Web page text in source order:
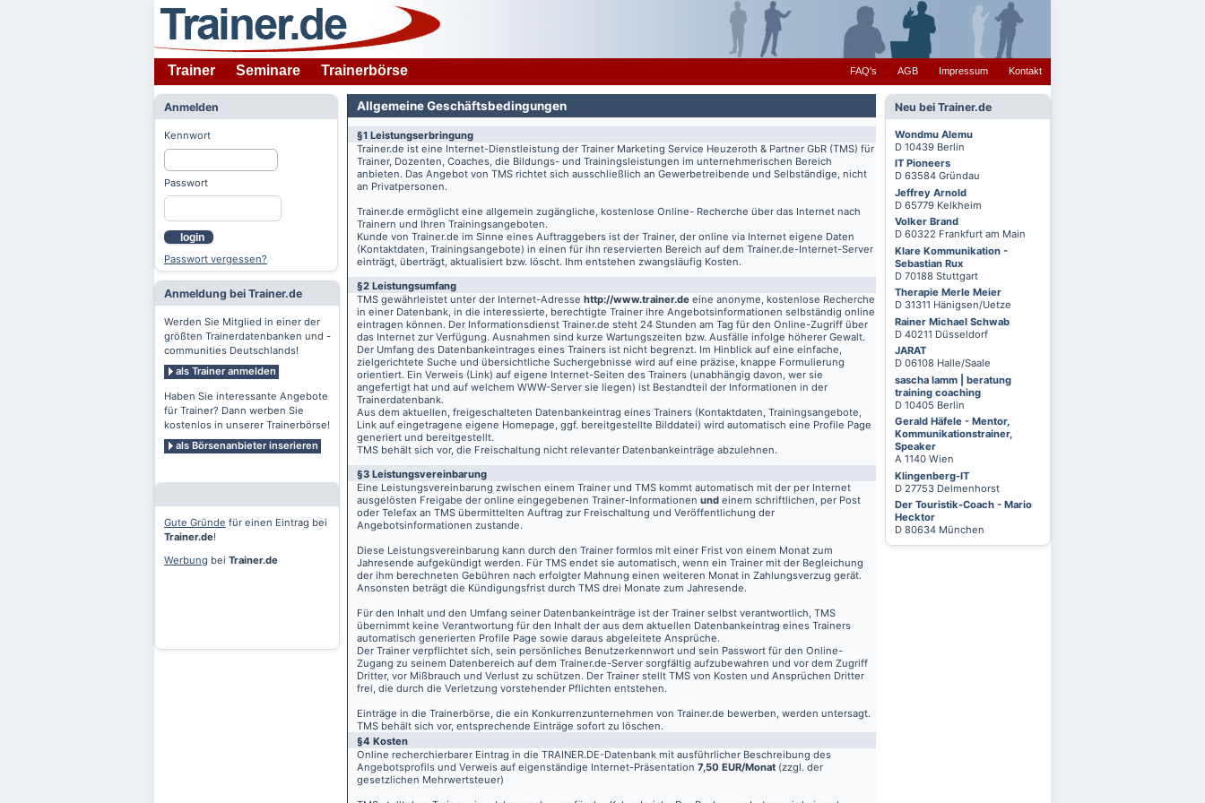
Trainer Seminare Trainerbörse FAQ's AGB Impressum Kontakt
Anmelden
Kennwort
Passwort
login
Passwort vergessen?
Anmeldung bei Trainer.de
Werden Sie Mitglied in einer der
größten Trainerdatenbanken und -
communities Deutschlands!
als Trainer anmelden
Haben Sie interessante Angebote
für Trainer? Dann werben Sie
kostenlos in unserer Trainerbörse!
als Börsenanbieter inserieren
Gute Gründe für einen Eintrag bei
Trainer.de!
Werbung bei Trainer.de
Neu bei Trainer.de
Wondmu Alemu
D 10439 Berlin
IT Pioneers
D 63584 Gründau
Jeffrey Arnold
D 65779 Kelkheim
Volker Brand
D 60322 Frankfurt am Main
Klare Kommunikation -
Sebastian Rux
D 70188 Stuttgart
Therapie Merle Meier
D 31311 Hänigsen/Uetze
Rainer Michael Schwab
D 40211 Düsseldorf
JARAT
D 06108 Halle/Saale
sascha lamm | beratung
training coaching
D 10405 Berlin
Gerald Häfele - Mentor,
Kommunikationstrainer,
Speaker
A 1140 Wien
Klingenberg-IT
D 27753 Delmenhorst
Der Touristik-Coach - Mario
Hecktor
D 80634 München
Allgemeine Geschäftsbedingungen
§1 Leistungserbringung
Trainer.de ist eine Internet-Dienstleistung der Trainer Marketing Service Heuzeroth & Partner GbR (TMS) für
Trainer, Dozenten, Coaches, die Bildungs- und Trainingsleistungen im unternehmerischen Bereich
anbieten. Das Angebot von TMS richtet sich ausschließlich an Gewerbetreibende und Selbständige, nicht
an Privatpersonen.
Trainer.de ermöglicht eine allgemein zugängliche, kostenlose Online- Recherche über das Internet nach
Trainern und Ihren Trainingsangeboten.
Kunde von Trainer.de im Sinne eines Auftraggebers ist der Trainer, der online via Internet eigene Daten
(Kontaktdaten, Trainingsangebote) in einen für ihn reservierten Bereich auf dem Trainer.de-Internet-Server
einträgt, überträgt, aktualisiert bzw. löscht. Ihm entstehen zwangsläufig Kosten.
§2 Leistungsumfang
TMS gewährleistet unter der Internet-Adresse http://www.trainer.de eine anonyme, kostenlose Recherche
in einer Datenbank, in die interessierte, berechtigte Trainer ihre Angebotsinformationen selbständig online
eintragen können. Der Informationsdienst Trainer.de steht 24 Stunden am Tag für den Online-Zugriff über
das Internet zur Verfügung. Ausnahmen sind kurze Wartungszeiten bzw. Ausfälle infolge höherer Gewalt.
Der Umfang des Datenbankeintrages eines Trainers ist nicht begrenzt. Im Hinblick auf eine einfache,
zielgerichtete Suche und übersichtliche Suchergebnisse wird auf eine präzise, knappe Formulierung
orientiert. Ein Verweis (Link) auf eigene Internet-Seiten des Trainers (unabhängig davon, wer sie
angefertigt hat und auf welchem WWW-Server sie liegen) ist Bestandteil der Informationen in der
Trainerdatenbank.
Aus dem aktuellen, freigeschalteten Datenbankeintrag eines Trainers (Kontaktdaten, Trainingsangebote,
Link auf eingetragene eigene Homepage, ggf. bereitgestellte Bilddatei) wird automatisch eine Profile Page
generiert und bereitgestellt.
TMS behält sich vor, die Freischaltung nicht relevanter Datenbankeinträge abzulehnen.
§3 Leistungsvereinbarung
Eine Leistungsvereinbarung zwischen einem Trainer und TMS kommt automatisch mit der per Internet
ausgelösten Freigabe der online eingegebenen Trainer-Informationen und einem schriftlichen, per Post
oder Telefax an TMS übermittelten Auftrag zur Freischaltung und Veröffentlichung der
Angebotsinformationen zustande.
Diese Leistungsvereinbarung kann durch den Trainer formlos mit einer Frist von einem Monat zum
Jahresende aufgekündigt werden. Für TMS endet sie automatisch, wenn ein Trainer mit der Begleichung
der ihm berechneten Gebühren nach erfolgter Mahnung einen weiteren Monat in Zahlungsverzug gerät.
Ansonsten beträgt die Kündigungsfrist durch TMS drei Monate zum Jahresende.
Für den Inhalt und den Umfang seiner Datenbankeinträge ist der Trainer selbst verantwortlich, TMS
übernimmt keine Verantwortung für den Inhalt der aus dem aktuellen Datenbankeintrag eines Trainers
automatisch generierten Profile Page sowie daraus abgeleitete Ansprüche.
Der Trainer verpflichtet sich, sein persönliches Benutzerkennwort und sein Passwort für den Online-
Zugang zu seinem Datenbereich auf dem Trainer.de-Server sorgfältig aufzubewahren und vor dem Zugriff
Dritter, vor Mißbrauch und Verlust zu schützen. Der Trainer stellt TMS von Kosten und Ansprüchen Dritter
frei, die durch die Verletzung vorstehender Pflichten entstehen.
Einträge in die Trainerbörse, die ein Konkurrenzunternehmen von Trainer.de bewerben, werden untersagt.
TMS behält sich vor, entsprechende Einträge sofort zu löschen.
§4 Kosten
Online recherchierbarer Eintrag in die TRAINER.DE-Datenbank mit ausführlicher Beschreibung des
Angebotsprofils und Verweis auf eigenständige Internet-Präsentation 7,50 EUR/Monat (zzgl. der
gesetzlichen Mehrwertsteuer)